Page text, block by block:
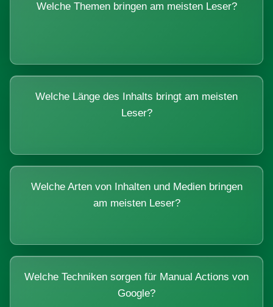
Welche Themen bringen am meisten Leser?
Welche Länge des Inhalts bringt am meisten
Leser?
Welche Arten von Inhalten und Medien bringen
am meisten Leser?
Welche Techniken sorgen für Manual Actions von
Google?